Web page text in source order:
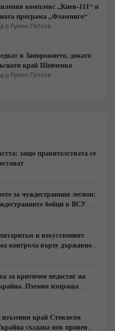
комплекс „Киев-111“ и
програма „Фламинго“
р Румен Петков
в Запорожието, докато
край Шевченко
р Румен Петков
защо правителствата се
за чуждестранния легион:
бойци в ВСУ
и изкуственият
контрола върху държавното
за критичен недостиг на
Пхенян изпраща
на военни технологии
край Стокхолм
създава нов правен